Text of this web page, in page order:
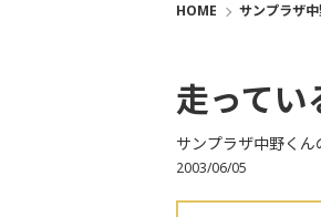
HOME サンプラザ
走ってい
サンプラザ中野く
2003/06/05